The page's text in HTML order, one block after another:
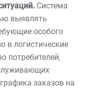
Система
выявлять
особого
в логистические
потребителей,
заказов на